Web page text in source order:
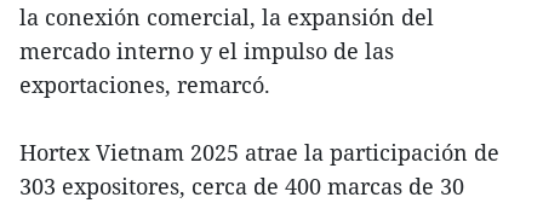
la conexión comercial, la expansión del
mercado interno y el impulso de las
exportaciones, remarcó.
Hortex Vietnam 2025 atrae la participación de
303 expositores, cerca de 400 marcas de 30